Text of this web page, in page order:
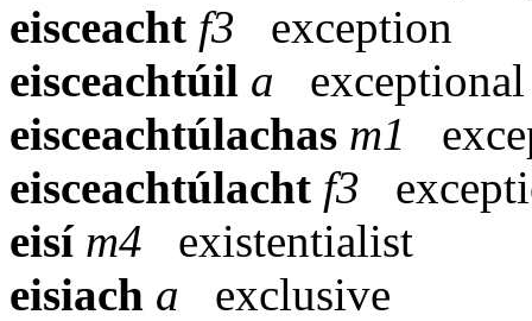
eisceacht f3
exception
eisceachtúil a
exceptional
eisceachtúlachas m1
eisceachtúlacht f3
eisí m4
existentialist
eisiach a
exclusive